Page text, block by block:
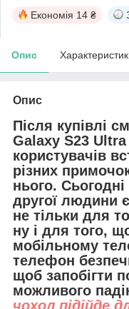
Економія 14 ₴
Опис
Опис
Після купівлі
Galaxy S23 Ultra
користувачів
різних
нього.
другої людини є
не тільки для
ну і для того,
мобільному
телефон
щоб запобігти
можливого
чохол підійде